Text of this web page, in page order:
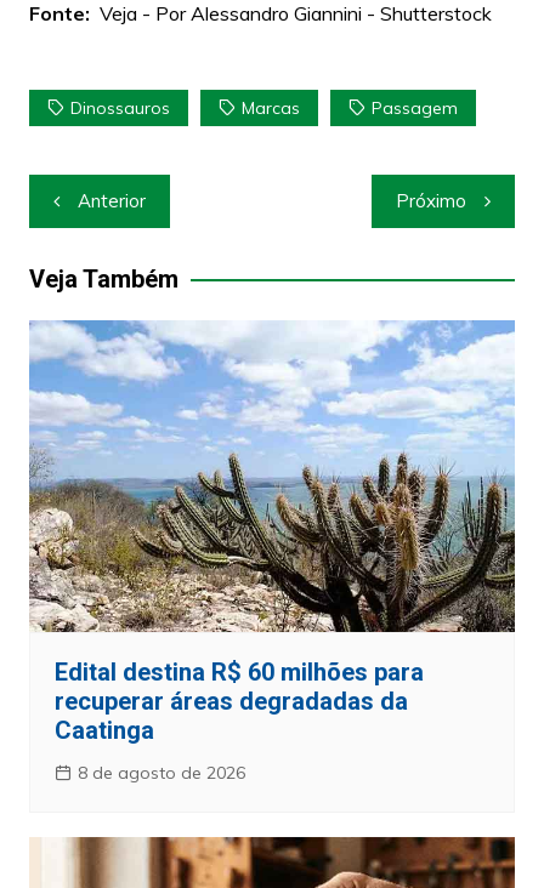
Fonte: Veja - Por Alessandro Giannini - Shutterstock
Dinossauros Marcas Passagem
Navegação
de
Post
Anterior Próximo
Veja Também
Edital destina R$ 60 milhões para
recuperar áreas degradadas da
Caatinga
8 de agosto de 2026